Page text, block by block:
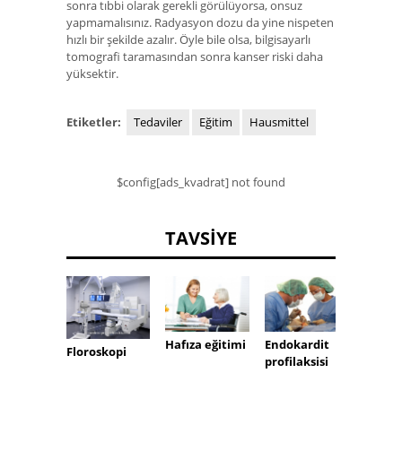
sonra tıbbi olarak gerekli görülüyorsa, onsuz
yapmamalısınız. Radyasyon dozu da yine nispeten
hızlı bir şekilde azalır. Öyle bile olsa, bilgisayarlı
tomografi taramasından sonra kanser riski daha
yüksektir.
Etiketler: Tedaviler Eğitim Hausmittel
$config[ads_kvadrat] not found
TAVSIYE
Floroskopi Hafıza eğitimi
Endokardit
profilaksisi